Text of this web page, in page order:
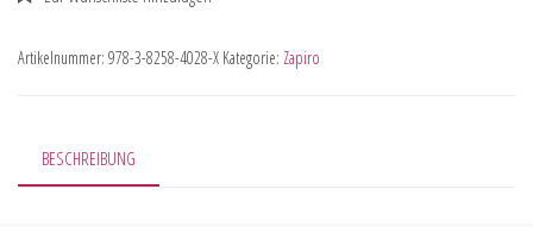
Artikelnummer: 978-3-8258-4028-X Kategorie: Zapiro
BESCHREIBUNG